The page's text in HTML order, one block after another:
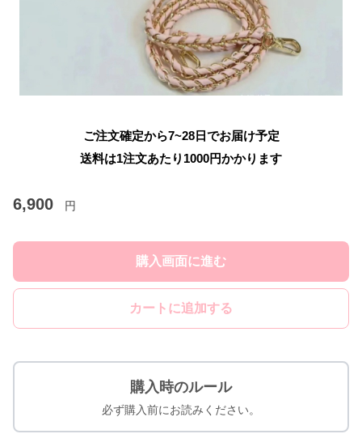
ご注文確定から7~28日でお届け予定
送料は1注文あたり 1000円かかります
6,900 円
購入画面に進む
カートに追加する
購入時のルール
必ず購入前にお読みください。